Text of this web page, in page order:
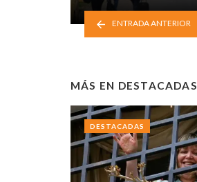
ENTRADA ANTERIOR
MÁS EN DESTACADAS
DESTACADAS